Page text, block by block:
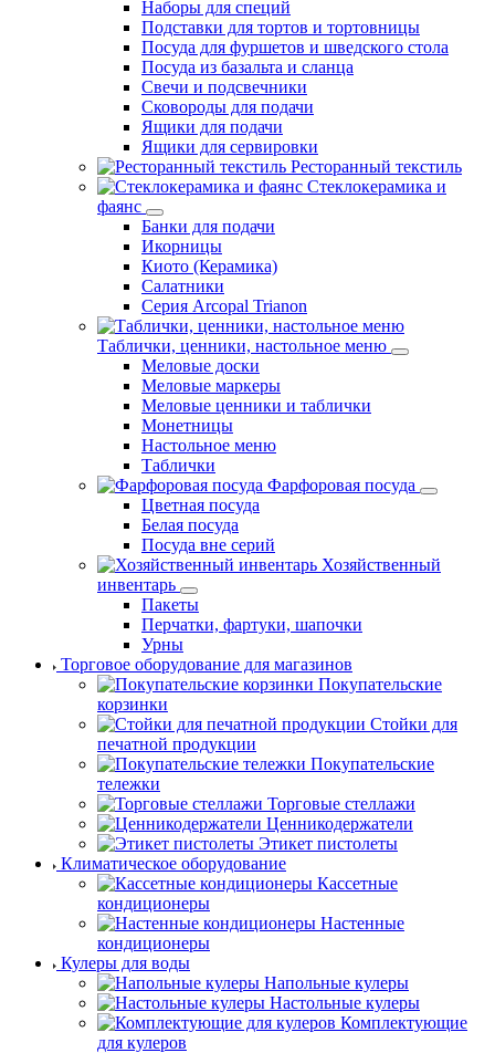
Наборы для специй
Подставки для тортов и тортовницы
Посуда для фуршетов и шведского стола
Посуда из базальта и сланца
Свечи и подсвечники
Сковороды для подачи
Ящики для подачи
Ящики для сервировки
Ресторанный текстиль
Стеклокерамика и
фаянс
Банки для подачи
Икорницы
Киото (Керамика)
Салатники
Серия Arcopal Trianon
Таблички, ценники, настольное меню
Меловые доски
Меловые маркеры
Меловые ценники и таблички
Монетницы
Настольное меню
Таблички
Фарфоровая посуда
Цветная посуда
Белая посуда
Посуда вне серий
Хозяйственный
инвентарь
Пакеты
Перчатки, фартуки, шапочки
Урны
Торговое оборудование для магазинов
Покупательские
корзинки
Стойки для
печатной продукции
Покупательские
тележки
Торговые стеллажи
Ценникодержатели
Этикет пистолеты
Климатическое оборудование
Кассетные
кондиционеры
Настенные
кондиционеры
Кулеры для воды
Напольные кулеры
Настольные кулеры
Комплектующие
для кулеров